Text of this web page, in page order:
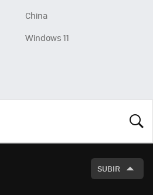
China
Windows 11
SUBIR